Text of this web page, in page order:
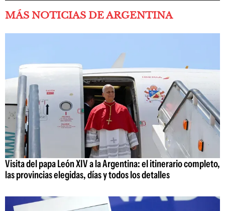
MÁS NOTICIAS DE ARGENTINA
Visita del papa León XIV a la Argentina: el itinerario completo,
las provincias elegidas, días y todos los detalles